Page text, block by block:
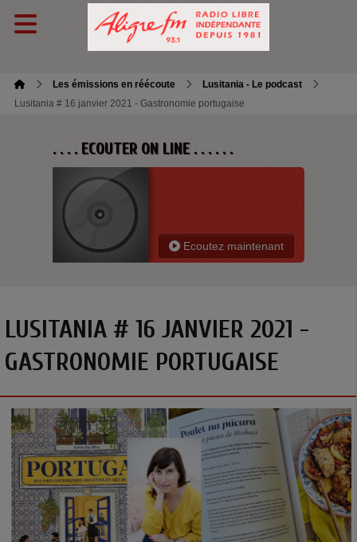
Les émissions en réécoute
Lusitania - Le podcast
Lusitania # 16 janvier 2021 - Gastronomie portugaise
. . . . ECOUTER ON LINE . . . . . .
Ecoutez maintenant
LUSITANIA # 16 JANVIER 2021 -
GASTRONOMIE PORTUGAISE